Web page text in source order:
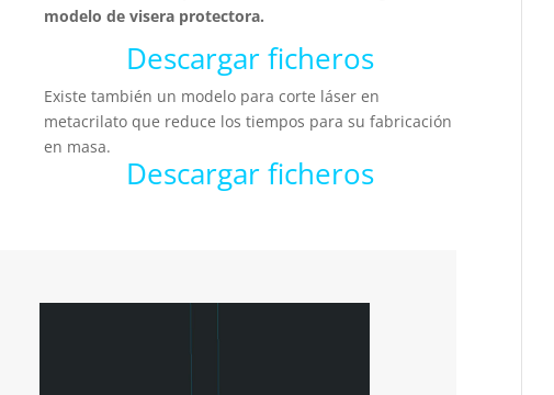
modelo de visera protectora.
Descargar ficheros
Existe también un modelo para corte láser en
metacrilato que reduce los tiempos para su fabricación
en masa.
Descargar ficheros